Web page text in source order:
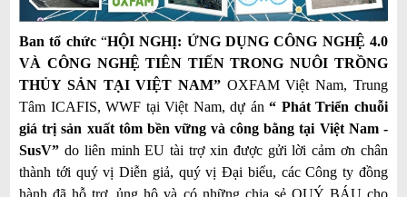
i
ế
m
Ban tổ chức“HỘI NGHỊ: ỨNG DỤNG CÔNG NGHỆ 4.0
VÀ CÔNG NGHỆ TIÊN TIẾN TRONG NUÔI TRỒNG
THỦY SẢN TẠI VIỆT NAM” OXFAM Việt Nam, Trung
Tâm ICAFIS, WWF tại Việt Nam, dự án “ Phát Triển chuỗi
giá trị sản xuất tôm bền vững và công bằng tại Việt Nam -
SusV”do liên minh EU tài trợ xin được gửi lời cảm ơn chân
thành tới quý vị Diễn giả, quý vị Đại biểu, các Công ty đồng
hành đã hỗ trợ, ủng hộ và có những chia sẻ QUÝ BÁU cho